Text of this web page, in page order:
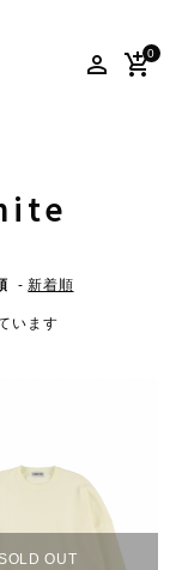
person_outline 0
add_shopping_cart
-新着順
います
OUT